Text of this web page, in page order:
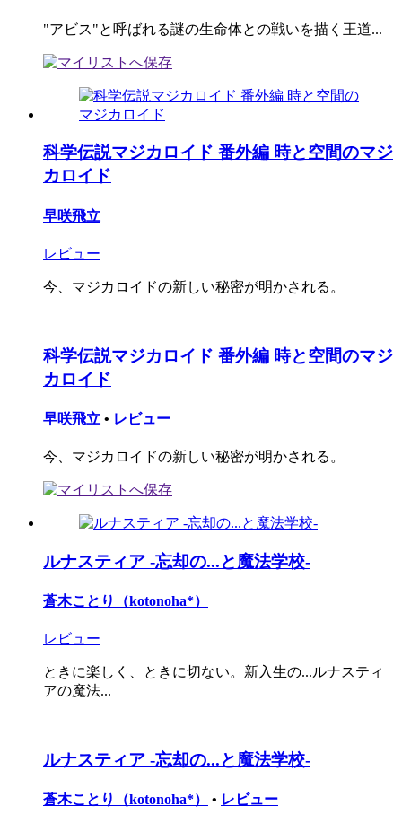
"アビス"と呼ばれる謎の生命体との戦いを描く王道...
科学伝説マジカロイド 番外編 時と空間のマジ
カロイド
早咲飛立
レビュー
今、マジカロイドの新しい秘密が明かされる。
科学伝説マジカロイド 番外編 時と空間のマジ
カロイド
早咲飛立 • レビュー
今、マジカロイドの新しい秘密が明かされる。
ルナスティア -忘却の...と魔法学校-
蒼木ことり（kotonoha*）
レビュー
ときに楽しく、ときに切ない。新入生の...ルナスティ
アの魔法...
ルナスティア -忘却の...と魔法学校-
蒼木ことり（kotonoha*） • レビュー